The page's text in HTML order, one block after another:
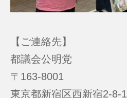
【ご連絡先】
都議会公明党
〒163-8001
東京都新宿区西新宿2-8-1